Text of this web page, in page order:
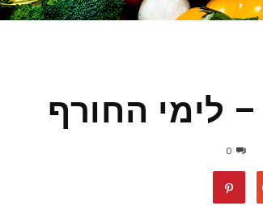
לימי החורף
0